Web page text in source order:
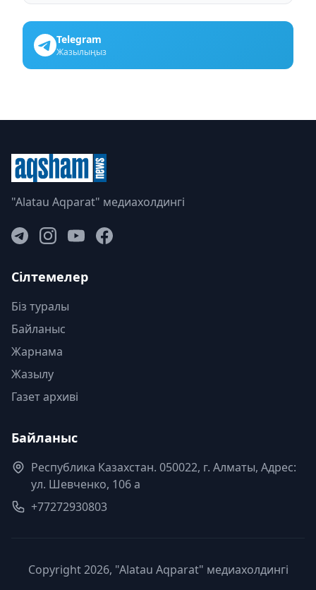
Telegram
Жазылыңыз
"Alatau Aqparat" медиахолдингі
Сілтемелер
Біз туралы
Байланыс
Жарнама
Жазылу
Газет архиві
Байланыс
Республика Казахстан. 050022, г. Алматы, Адрес:
ул. Шевченко, 106 а
+77272930803
Copyright 2026, "Alatau Aqparat" медиахолдингі